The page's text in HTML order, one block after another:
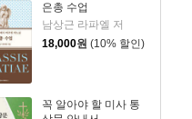
은총 수업
남상근 라파엘 저
18,000원 (10% 할인)
꼭 알아야 할 미사 통